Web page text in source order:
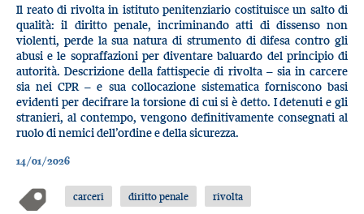
Il reato di rivolta in istituto penitenziario costituisce un salto di
qualità: il diritto penale, incriminando atti di dissenso non
violenti, perde la sua natura di strumento di difesa contro gli
abusi e le sopraffazioni per diventare baluardo del principio di
autorità. Descrizione della fattispecie di rivolta – sia in carcere
sia nei CPR – e sua collocazione sistematica forniscono basi
evidenti per decifrare la torsione di cui si è detto. I detenuti e gli
stranieri, al contempo, vengono definitivamente consegnati al
ruolo di nemici dell’ordine e della sicurezza.
14/01/2026
carceri diritto penale rivolta